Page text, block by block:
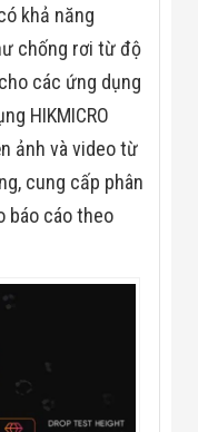
khả năng
chống rơi từ độ
các ứng dụng
HIKMICRO
ảnh và video từ
cung cấp phân
báo cáo theo